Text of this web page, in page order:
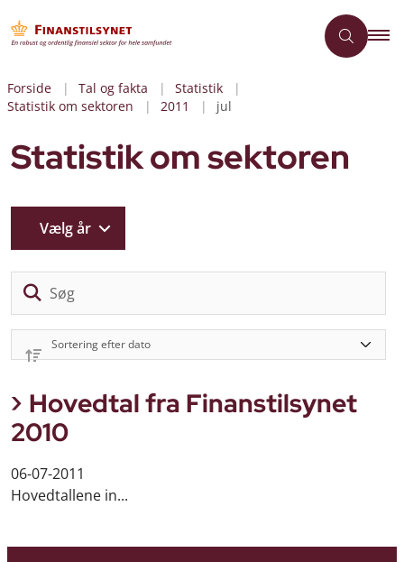
Forside Tal og fakta
Statistik
Statistik om sektoren
2011 jul
Statistik om sektoren
Vælg år
Hovedtal fra Finanstilsynet
2010
06-07-2011
Hovedtallene in...